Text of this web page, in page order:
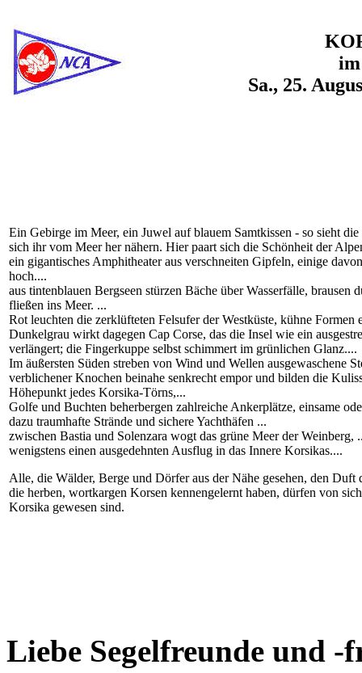
Sa., 25.
Ein Gebirge im Meer, ein Juwel auf blauem Samtkissen - so sieht
sich ihr vom Meer her nähern. Hier paart sich die Schönheit der
ein gigantisches Amphitheater aus verschneiten Gipfeln, einige
hoch....
aus tintenblauen Bergseen stürzen Bäche über Wasserfälle, brausen
fließen ins Meer. ...
Rot leuchten die zerklüfteten Felsufer der Westküste, kühne Formen
Dunkelgrau wirkt dagegen Cap Corse, das die Insel wie ein
verlängert; die Fingerkuppe selbst schimmert im grünlichen Glanz....
Im äußersten Süden streben von Wind und Wellen ausgewaschene
verblichener Knochen beinahe senkrecht empor und bilden die
Höhepunkt jedes Korsika-Törns,...
Golfe und Buchten beherbergen zahlreiche Ankerplätze, einsame
dazu traumhafte Strände und sichere Yachthäfen ...
zwischen Bastia und Solenzara wogt das grüne Meer der Weinberg,
wenigstens einen ausgedehnten Ausflug in das Innere Korsikas....
Alle, die Wälder, Berge und Dörfer aus der Nähe gesehen, den Duft
die herben, wortkargen Korsen kennengelernt haben, dürfen von
Korsika gewesen sind.
Liebe Segelfreunde und -